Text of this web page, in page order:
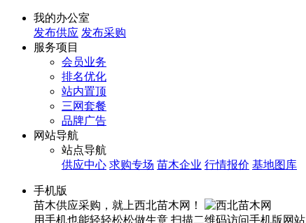
我的办公室
发布供应 发布采购
服务项目
会员业务
排名优化
站内置顶
三网套餐
品牌广告
网站导航
站点导航
供应中心 求购专场 苗木企业 行情报价 基地图库
手机版
苗木供应采购，就上西北苗木网！
用手机也能轻轻松松做生意 扫描二维码访问手机版网站